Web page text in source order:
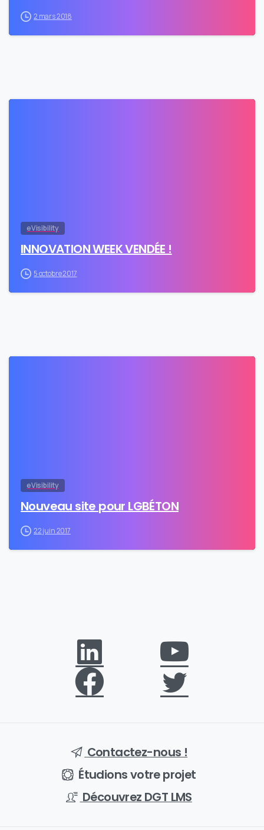
2 mars 2018
eVisibility
INNOVATION WEEK VENDÉE !
5 octobre 2017
eVisibility
Nouveau site pour LGBÉTON
22 juin 2017
Contactez-nous !
Étudions votre projet
Découvrez DGT LMS